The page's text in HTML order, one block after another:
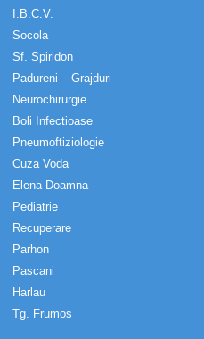
I.B.C.V.
Socola
Sf. Spiridon
Padureni – Grajduri
Neurochirurgie
Boli Infectioase
Pneumoftiziologie
Cuza Voda
Elena Doamna
Pediatrie
Recuperare
Parhon
Pascani
Harlau
Tg. Frumos